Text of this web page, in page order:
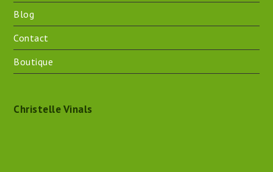
Blog
Contact
Boutique
Christelle Vinals